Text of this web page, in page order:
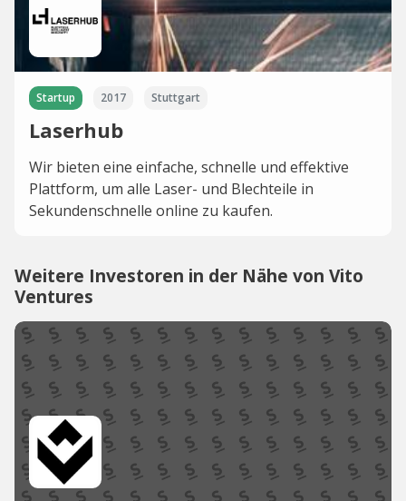
Startup 2017 Stuttgart
Laserhub
Wir bieten eine einfache, schnelle und effektive
Plattform, um alle Laser- und Blechteile in
Sekundenschnelle online zu kaufen.
Weitere Investoren in der Nähe von Vito
Ventures